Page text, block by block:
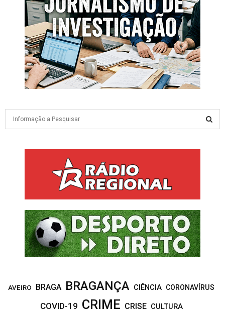
AVEIRO BRAGA BRAGANÇA CIÊNCIA CORONAVÍRUS
COVID-19 CRIME CRISE CULTURA